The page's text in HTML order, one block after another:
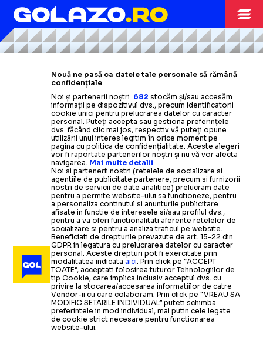
Citește mai mult
Citește mai mult
Citește mai mult
Citește mai mult
Citește mai mult
13.06
SORANAS-ARETRAS! Cîrstea a suferit o
accidentareși nu va participa la următoarele două
12.06
RĂDUCANUȘI-ALUAT REVANȘA! Sportiva britanică
eliminat-opeSorana Cîrsteaîn optimile de la WTA
Londra » Cums-audescurcat celelalte românce
10.06
BUSINESS DROPS #105 Știrile săptămânii din
marketing și business sportiv
10.06
COSAC, AL
PATRULEA MANDAT
LA FRT
Rămâne șeful tenisului românesc
și își atacă un rival: „Este veșnicul
contestatar. Sunt peste300 de
procese”
Citește mai mult
SORANA CÎRSTEA,
ÎN OPTIMI LA
QUEEN'S
O va întâlni peEmma Răducanu,
după ces-aimpusîntr-unduel de
două ore și jumătate
Citește mai mult
Nouă ne pasă ca datele tale personale să rămână
confidențiale
Noi și partenerii noștri 682 stocăm și/sau accesăm
informații pe dispozitivul dvs., precum identificatorii
cookie unici pentru prelucrarea datelor cu caracter
personal. Puteți accepta sau gestiona preferințele
dvs. făcând clic mai jos, respectiv vă puteți opune
utilizării unui interes legitim în orice moment pe
pagina cu politica de confidențialitate. Aceste alegeri
vor fi raportate partenerilor noștri și nu vă vor afecta
navigarea. Mai multe detalii
Noi si partenerii nostri (retelele de socializare si
agentiile de publicitate partenere, precum si furnizorii
nostri de servicii de date analitice) prelucram date
pentru a permite website-ului sa functioneze, pentru
a personaliza continutul si anunturile publicitare
afisate in functie de interesele si/sau profilul dvs.,
pentru a va oferi functionalitati aferente retelelor de
socializare si pentru a analiza traficul pe website.
Beneficiati de drepturile prevazute de art. 15-22 din
GDPR in legatura cu prelucrarea datelor cu caracter
personal. Aceste drepturi pot fi exercitate prin
modalitatea indicataaici . Prin click pe “ACCEPT
TOATE”, acceptati folosirea tuturor Tehnologiilor de
tip Cookie, care implica inclusiv acceptul dvs. cu
privire la stocarea/accesarea informatiilor de catre
Vendor-ii cu care colaboram. Prin click pe “VREAU SA
MODIFIC SETARILE INDIVIDUAL” puteti schimba
preferintele in mod individual, mai putin cele legate
de cookie strict necesare pentru functionarea
website-ului.